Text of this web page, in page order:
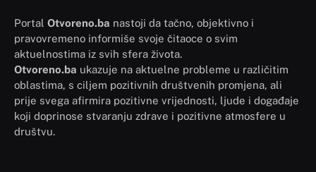
Portal Otvoreno.ba nastoji da tačno, objektivno i
pravovremeno informiše svoje čitaoce o svim
aktuelnostima iz svih sfera života.
Otvoreno.ba ukazuje na aktuelne probleme u različitim
oblastima, s ciljem pozitivnih društvenih promjena, ali
prije svega afirmira pozitivne vrijednosti, ljude i događaje
koji doprinose stvaranju zdrave i pozitivne atmosfere u
društvu.